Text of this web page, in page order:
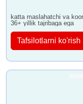
katta maslahatchi va
36+ yillik tajribaga ega
Tafsilotlarni ko'rish